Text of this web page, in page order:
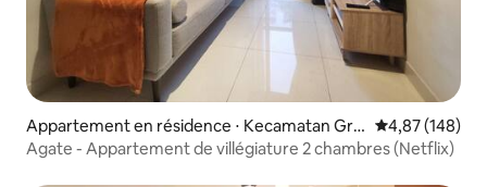
Appartement en résidence ⋅ Kecamatan Gro
gol petamburan
Évaluation
4,87 (148)
Agate - Appartement de villégiature 2 chambres (Netflix)